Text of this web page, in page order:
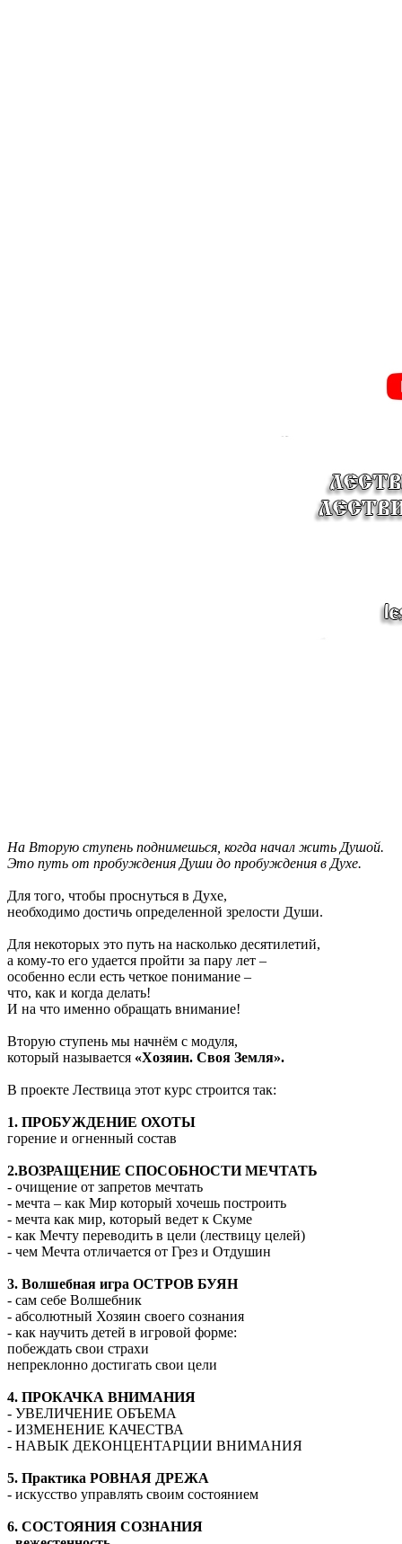
На Вторую ступень поднимешься, когда начал жить Душой.
Это путь от пробуждения Души до пробуждения в Духе.
Для того, чтобы проснуться в Духе,
необходимо достичь определенной зрелости Души.
Для некоторых это путь на насколько десятилетий,
а кому-то его удается пройти за пару лет –
особенно если есть четкое понимание –
что, как и когда делать!
И на что именно обращать внимание!
Вторую ступень мы начнём с модуля,
который называется «Хозяин. Своя Земля».
В проекте Лествица этот курс строится так:
1. ПРОБУЖДЕНИЕ ОХОТЫ
горение и огненный состав
2.ВОЗРАЩЕНИЕ СПОСОБНОСТИ МЕЧТАТЬ
- очищение от запретов мечтать
- мечта – как Мир который хочешь построить
- мечта как мир, который ведет к Скуме
- как Мечту переводить в цели (лествицу целей)
- чем Мечта отличается от Грез и Отдушин
3. Волшебная игра ОСТРОВ БУЯН
- сам себе Волшебник
- абсолютный Хозяин своего сознания
- как научить детей в игровой форме:
побеждать свои страхи
непреклонно достигать свои цели
4. ПРОКАЧКА ВНИМАНИЯ
- УВЕЛИЧЕНИЕ ОБЪЕМА
- ИЗМЕНЕНИЕ КАЧЕСТВА
- НАВЫК ДЕКОНЦЕНТАРЦИИ ВНИМАНИЯ
5. Практика РОВНАЯ ДРЕЖА
- искусство управлять своим состоянием
6. СОСТОЯНИЯ СОЗНАНИЯ